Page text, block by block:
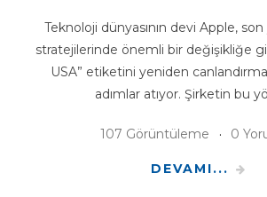
Teknoloji dünyasının devi Apple,
stratejilerinde önemli bir değişikliğe
USA” etiketini yeniden
adımlar atıyor. Şirketin bu
107 Görüntüleme 0
DEVAMI...